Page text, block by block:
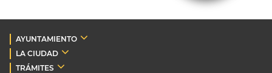
AYUNTAMIENTO
LA CIUDAD
TRÁMITES